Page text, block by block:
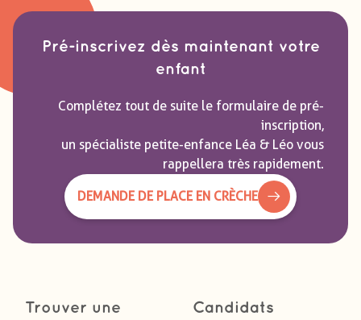
Pré-inscrivez dès maintenant votre
enfant
Complétez tout de suite le formulaire de pré-
inscription,
un spécialiste petite-enfance Léa & Léo vous
rappellera très rapidement.
DEMANDE DE PLACE EN CRÈCHE
Trouver une
Candidats